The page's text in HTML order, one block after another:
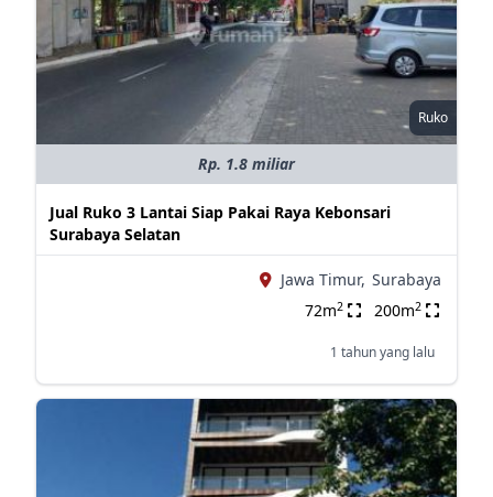
Ruko
Rp. 1.8 miliar
Jual Ruko 3 Lantai Siap Pakai Raya Kebonsari
Surabaya Selatan
Jawa Timur, Surabaya
72m2 200m2
1 tahun yang lalu